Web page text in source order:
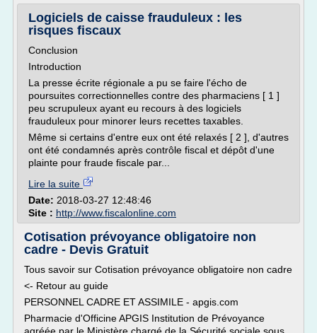
Logiciels de caisse frauduleux : les
risques fiscaux
Conclusion
Introduction
La presse écrite régionale a pu se faire l'écho de
poursuites correctionnelles contre des pharmaciens [ 1 ]
peu scrupuleux ayant eu recours à des logiciels
frauduleux pour minorer leurs recettes taxables.
Même si certains d'entre eux ont été relaxés [ 2 ], d'autres
ont été condamnés après contrôle fiscal et dépôt d'une
plainte pour fraude fiscale par...
Lire la suite
Date: 2018-03-27 12:48:46
Site : http://www.fiscalonline.com
Cotisation prévoyance obligatoire non
cadre - Devis Gratuit
Tous savoir sur Cotisation prévoyance obligatoire non cadre
<- Retour au guide
PERSONNEL CADRE ET ASSIMILE - apgis.com
Pharmacie d'Officine APGIS Institution de Prévoyance